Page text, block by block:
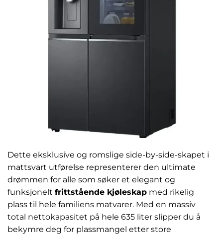
Dette eksklusive og romslige side-by-side-skapet i
mattsvart utførelse representerer den ultimate
drømmen for alle som søker et elegant og
funksjonelt frittstående kjøleskap med rikelig
plass til hele familiens matvarer. Med en massiv
total nettokapasitet på hele 635 liter slipper du å
bekymre deg for plassmangel etter store